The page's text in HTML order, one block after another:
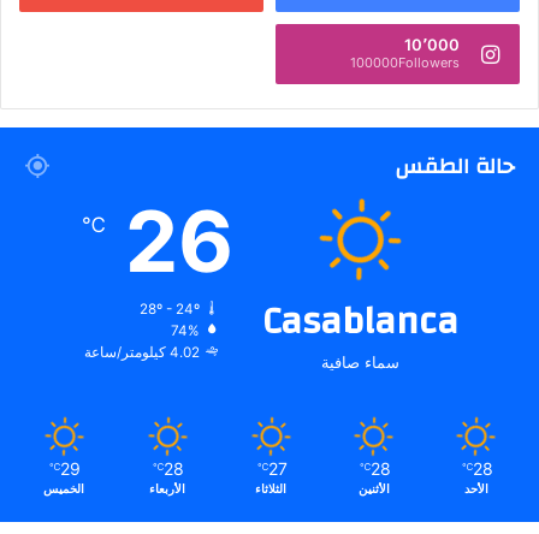
10٬000
100000Followers
حالة الطقس
Casablanca
سماء صافية
26
℃
28º - 24º
74%
4.02 كيلومتر/ساعة
28
℃
الأحد
28
℃
الأثنين
27
℃
الثلاثاء
28
℃
الأربعاء
29
℃
الخميس